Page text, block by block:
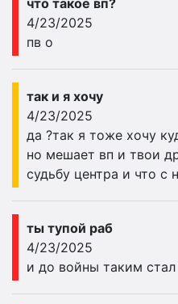
что такое вп?
4/23/2025
пв о
так и я хочу
4/23/2025
да ?так я тоже хочу
но мешает вп и твои
судьбу центра и что с
ты тупой раб
4/23/2025
и до войны таким